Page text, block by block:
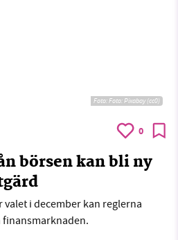
Foto:Foto: Pixabay (cc0)
0
börsen kan bli ny
valet i december kan reglerna